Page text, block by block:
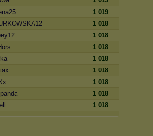
1 019
1 018
1 018
1 018
1 018
1 018
1 018
1 018
1 018